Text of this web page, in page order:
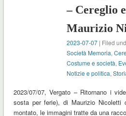
– Cereglio
Maurizio
2023-07-07 | Filed
Società Memoria,
Costume e società,
Notizie e politica,
2023/07/07, Vergato – Ritornano i
sosta per ferie), di Maurizio Nicoletti
montato, le immagini tratte da una